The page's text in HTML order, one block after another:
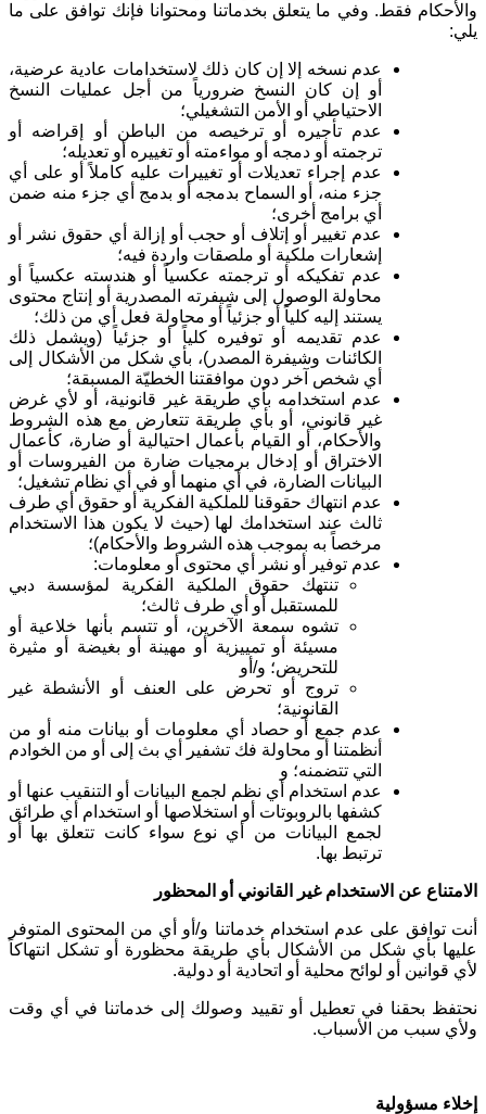
والأحكام فقط. وفي ما يتعلق بخدماتنا ومحتوانا فإنك توافق على ما
يلي:
عدم نسخه إلا إن كان ذلك لاستخدامات عادية عرضية،
أو إن كان النسخ ضرورياً من أجل عمليات النسخ
الاحتياطي أو الأمن التشغيلي؛
عدم تأجيره أو ترخيصه من الباطن أو إقراضه أو
ترجمته أو دمجه أو مواءمته أو تغييره أو تعديله؛
عدم إجراء تعديلات أو تغييرات عليه كاملاً أو على أي
جزء منه، أو السماح بدمجه أو بدمج أي جزء منه ضمن
أي برامج أخرى؛
عدم تغيير أو إتلاف أو حجب أو إزالة أي حقوق نشر أو
إشعارات ملكية أو ملصقات واردة فيه؛
عدم تفكيكه أو ترجمته عكسياً أو هندسته عكسياً أو
محاولة الوصول إلى شيفرته المصدرية أو إنتاج محتوى
يستند إليه كلياً أو جزئياً أو محاولة فعل أي من ذلك؛
عدم تقديمه أو توفيره كلياً أو جزئياً (ويشمل ذلك
الكائنات وشيفرة المصدر)، بأي شكل من الأشكال إلى
أي شخص آخر دون موافقتنا الخطيّة المسبقة؛
عدم استخدامه بأي طريقة غير قانونية، أو لأي غرض
غير قانوني، أو بأي طريقة تتعارض مع هذه الشروط
والأحكام، أو القيام بأعمال احتيالية أو ضارة، كأعمال
الاختراق أو إدخال برمجيات ضارة من الفيروسات أو
البيانات الضارة، في أي منهما أو في أي نظام تشغيل؛
عدم انتهاك حقوقنا للملكية الفكرية أو حقوق أي طرف
ثالث عند استخدامك لها (حيث لا يكون هذا الاستخدام
مرخصاً به بموجب هذه الشروط والأحكام)؛
عدم توفير أو نشر أي محتوى أو معلومات:
تنتهك حقوق الملكية الفكرية لمؤسسة دبي
للمستقبل أو أي طرف ثالث؛
تشوه سمعة الآخرين، أو تتسم بأنها خلاعية أو
مسيئة أو تمييزية أو مهينة أو بغيضة أو مثيرة
للتحريض؛ و/أو
تروج أو تحرض على العنف أو الأنشطة غير
القانونية؛
عدم جمع أو حصاد أي معلومات أو بيانات منه أو من
أنظمتنا أو محاولة فك تشفير أي بث إلى أو من الخوادم
التي تتضمنه؛ و
عدم استخدام أي نظم لجمع البيانات أو التنقيب عنها أو
كشفها بالروبوتات أو استخلاصها أو استخدام أي طرائق
لجمع البيانات من أي نوع سواء كانت تتعلق بها أو
ترتبط بها.
الامتناع عن الاستخدام غير القانوني أو المحظور
أنت توافق على عدم استخدام خدماتنا و/أو أي من المحتوى المتوفر
عليها بأي شكل من الأشكال بأي طريقة محظورة أو تشكل انتهاكاً
لأي قوانين أو لوائح محلية أو اتحادية أو دولية.
نحتفظ بحقنا في تعطيل أو تقييد وصولك إلى خدماتنا في أي وقت
ولأي سبب من الأسباب.
إخلاء مسؤولية